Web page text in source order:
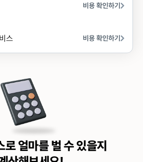
비용 확인하기
스 비용 확인하기
로 얼마를 벌 수 있을지